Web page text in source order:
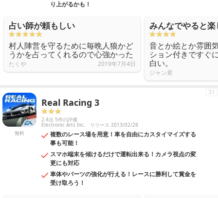
り上がるかも！
占い師が頼もしい
村人陣営を守るために毎晩人狼かど
うかを占ってくれるので心強かった
たくや 2019年7月4日
みんなでやると楽
音とか絵とか雰囲
ション付きですぐ
白い。
ジャン君
無料
Real Racing 3
2.4点 5件の評価
Electronic Arts Inc. リリース 2013/02/28
複数のレース場を用意！車を自由にカスタイマイズする
事も可能！
スマホ端末を傾けるだけで運転出来る！カメラ視点の変
更にも対応
車体やパーツの強化が行える！レースに勝利して賞金を
受け取ろう！
31